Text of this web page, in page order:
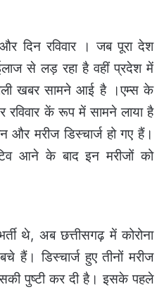
दिन रविवार । जब पूरा देश
से लड़ रहा है वहीं प्रदेश में
खबर सामने आई है ।एम्स के
रविवार कें रूप में सामने लाया है
और मरीज डिस्चार्ज हो गए हैं।
आने के बाद इन मरीजों को
थे, अब छत्तीसगढ़ में कोरोना
डिस्चार्ज हुए तीनों मरीज
पुष्टी कर दी है।इसके पहले